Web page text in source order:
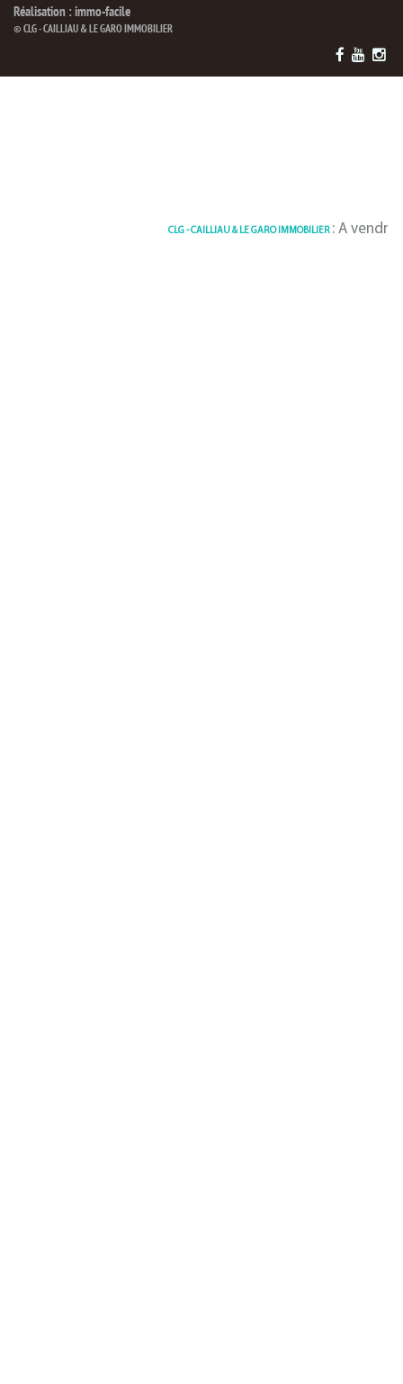
Réalisation : immo-facile
© CLG - CAILLIAU & LE GARO IMMOBILIER
CLG - CAILLIAU & LE GARO IMMOBILIER: A vendre